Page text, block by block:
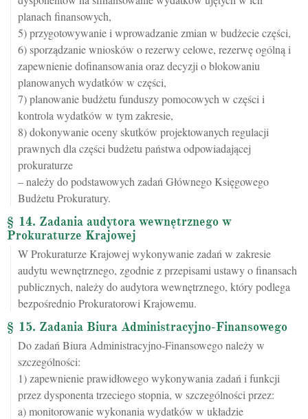
planach finansowych,
5) przygotowywanie i wprowadzanie zmian w budżecie części,
6) sporządzanie wniosków o rezerwy celowe, rezerwę ogólną i
zapewnienie dofinansowania oraz decyzji o blokowaniu
planowanych wydatków w części,
7) planowanie budżetu funduszy pomocowych w części i
kontrola wydatków w tym zakresie,
8) dokonywanie oceny skutków projektowanych regulacji
prawnych dla części budżetu państwa odpowiadającej
prokuraturze
– należy do podstawowych zadań Głównego Księgowego
Budżetu Prokuratury.
§ 14. Zadania audytora wewnętrznego w
Prokuraturze Krajowej
W Prokuraturze Krajowej wykonywanie zadań w zakresie
audytu wewnętrznego, zgodnie z przepisami ustawy o finansach
publicznych, należy do audytora wewnętrznego, który podlega
bezpośrednio Prokuratorowi Krajowemu.
§ 15. Zadania Biura Administracyjno-Finansowego
Do zadań Biura Administracyjno-Finansowego należy w
szczególności:
1) zapewnienie prawidłowego wykonywania zadań i funkcji
przez dysponenta trzeciego stopnia, w szczególności przez:
a) monitorowanie wykonania wydatków w układzie